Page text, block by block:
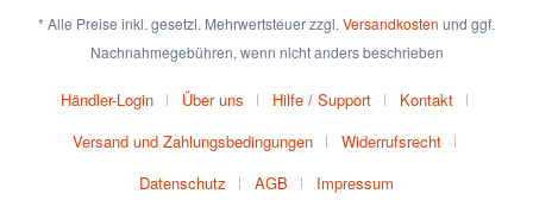
* Alle Preise inkl. gesetzl. Mehrwertsteuer zzgl. Versandkosten und ggf.
Nachnahmegebühren, wenn nicht anders beschrieben
Händler-Login Über uns Hilfe / Support
Kontakt
Versand und Zahlungsbedingungen
Widerrufsrecht
Datenschutz
AGB Impressum